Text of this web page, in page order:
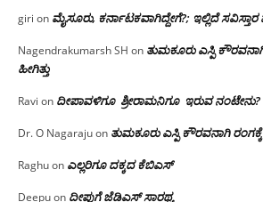
giri on ಮೈಸೂರು, ಕರ್ನಾಟಕವಾಗಿದ್ದೇಗೆ?; ಇಲ್ಲಿದೆ
Nagendrakumarsh SH on ತುಮಕೂರು ಎಸ್ಪಿ
ಹೀಗಿತ್ತು
Ravi on ದೀಪಾವಳಿಗೂ ಶ್ರೀರಾಮನಿಗೂ ಇರುವ ನಂಟೇನು?
Dr. O Nagarajuon ತುಮಕೂರು ಎಸ್ಪಿ ಕೌರವನಾಗಿ
Raghuon ಎಲ್ಲರಿಗೂ ದಕ್ಕದ ಕೆಬಿಎಸ್
Deepuon ದೀಪುಗೆ ಜೆಡಿಎಸ್ ಸಾರಥ್ಯ